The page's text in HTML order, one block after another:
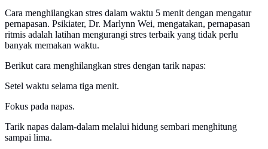
Cara menghilangkan stres dalam waktu 5 menit dengan mengatur
pernapasan. Psikiater, Dr. Marlynn Wei, mengatakan, pernapasan
ritmis adalah latihan mengurangi stres terbaik yang tidak perlu
banyak memakan waktu.
Berikut cara menghilangkan stres dengan tarik napas:
Setel waktu selama tiga menit.
Fokus pada napas.
Tarik napas dalam-dalam melalui hidung sembari menghitung
sampai lima.